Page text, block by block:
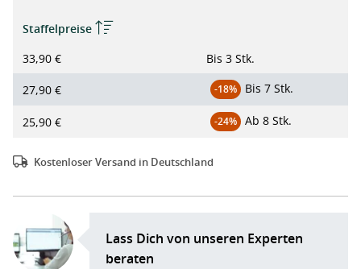
Staffelpreise
33,90 €
Bis 3 Stk.
27,90 € -18% Bis 7 Stk.
25,90 € -24% Ab 8 Stk.
Kostenloser Versand in Deutschland
Lass Dich von unseren Experten
beraten